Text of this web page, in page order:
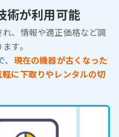
術が利用可能
、情報や適正価格など調
す。
現在の機器が古くなった
に下取りやレンタルの切